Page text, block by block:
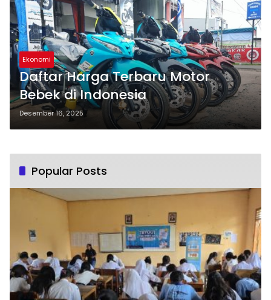
Ekonomi
Daftar Harga Terbaru Motor
Bebek di Indonesia
Desember 16, 2025
Popular Posts